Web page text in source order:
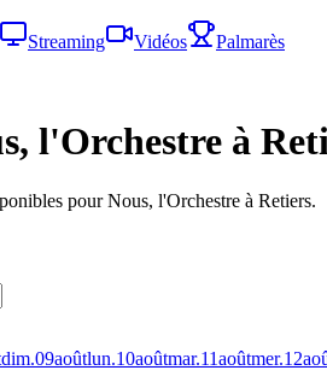
Streaming Vidéos
Palmarès
l'Orchestre à
pour Nous, l'Orchestre à Retiers.
dim.09aoûtlun.10aoûtmar.11aoûtmer.12